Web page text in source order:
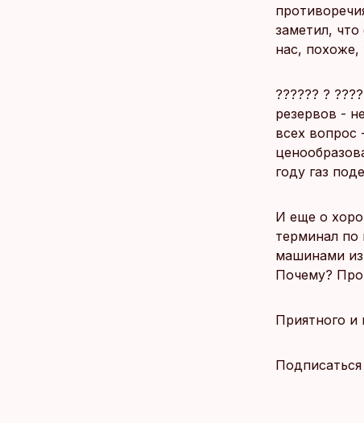
заметил, что
нас, похоже,
?????? ?
резервов -
всех вопрос
году газ
И еще о
терминал по
машинами
Почему?
Приятного и